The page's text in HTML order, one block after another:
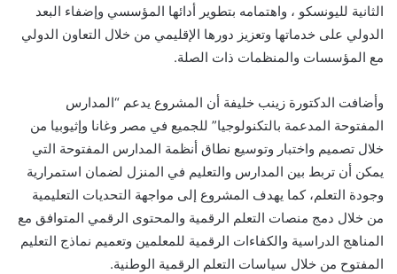
الثانية لليونسكو ، واهتمامه بتطوير أدائها المؤسسي وإضفاء البعد
الدولي على خدماتها وتعزيز دورها الإقليمي من خلال التعاون الدولي
مع المؤسسات والمنظمات ذات الصلة.
وأضافت الدكتورة زينب خليفة أن المشروع يدعم “المدارس
المفتوحة المدعمة بالتكنولوجيا” للجميع في مصر وغانا وإثيوبيا‬ من
خلال تصميم واختبار وتوسيع نطاق أنظمة المدارس المفتوحة التي
يمكن أن تربط بين المدارس والتعليم في‬ المنزل لضمان استمرارية
وجودة التعلم‬‬، كما يهدف المشروع إلى مواجهة التحديات التعليمية
من خلال دمج منصات التعلم الرقمية والمحتوى الرقمي المتوافق مع
المناهج الدراسية والكفاءات الرقمية للمعلمين وتعميم نماذج التعليم
المفتوح من خلال سياسات التعلم الرقمية الوطنية.